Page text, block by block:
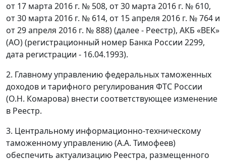
от 17 марта 2016 г. № 508, от 30 марта 2016 г. № 610,
от 30 марта 2016 г. № 614, от 15 апреля 2016 г. № 764 и
от 29 апреля 2016 г. № 888) (далее - Реестр), АКБ «ВЕК»
(АО) (регистрационный номер Банка России 2299,
дата регистрации - 16.04.1993).
2. Главному управлению федеральных таможенных
доходов и тарифного регулирования ФТС России
(О.Н. Комарова) внести соответствующее изменение
в Реестр.
3. Центральному информационно-техническому
таможенному управлению (А.А. Тимофеев)
обеспечить актуализацию Реестра, размещенного